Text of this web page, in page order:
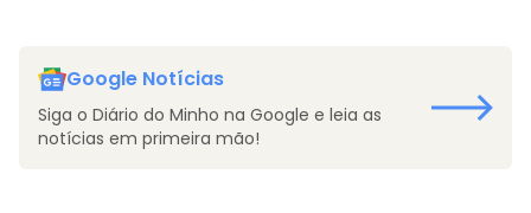
Google Notícias
Siga o Diário do Minho na Google e leia as
notícias em primeira mão!